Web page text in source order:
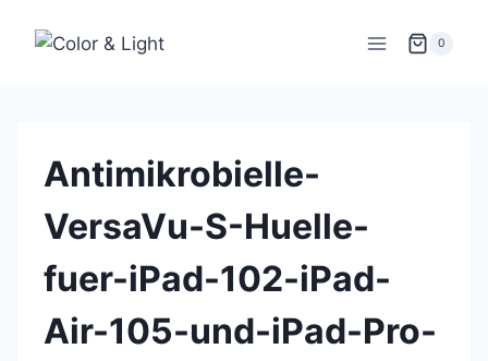
Inhalt
0
Antimikrobielle-
VersaVu-S-Huelle-
fuer-iPad-102-iPad-
Air-105-und-iPad-Pro-